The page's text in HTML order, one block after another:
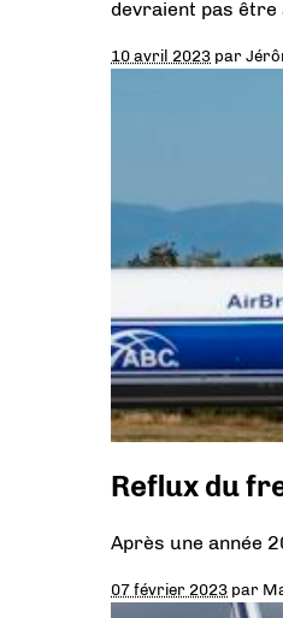
devraient pas être
10 avril 2023 par
Reflux du
Après une année
07 février 2023 par